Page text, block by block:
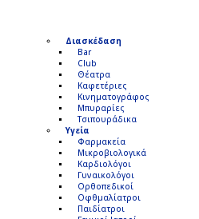
Διασκέδαση
Bar
Club
Θέατρα
Καφετέριες
Κινηματογράφος
Μπυραρίες
Τσιπουράδικα
Υγεία
Φαρμακεία
Μικροβιολογικά
Καρδιολόγοι
Γυναικολόγοι
Ορθοπεδικοί
Οφθμαλίατροι
Παιδίατροι